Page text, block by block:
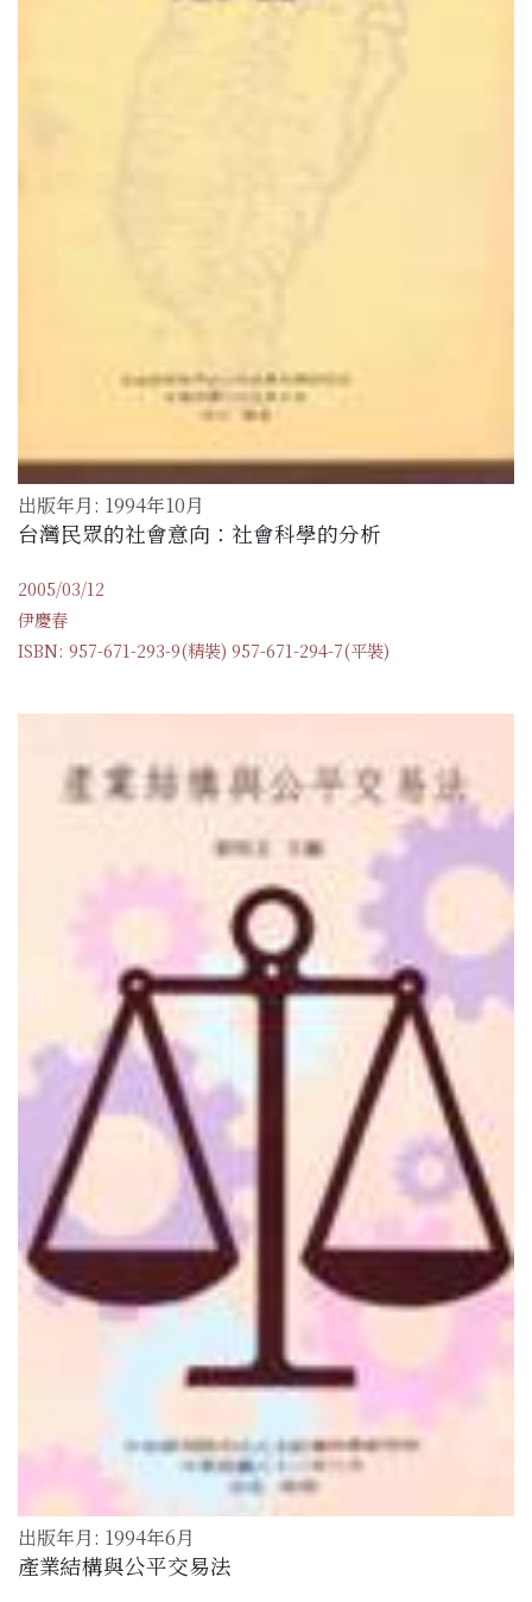
出版年月: 1994年10月
台灣民眾的社會意向：社會科學的分析
2005/03/12
伊慶春
ISBN: 957-671-293-9(精裝) 957-671-294-7(平裝)
出版年月: 1994年6月
產業結構與公平交易法